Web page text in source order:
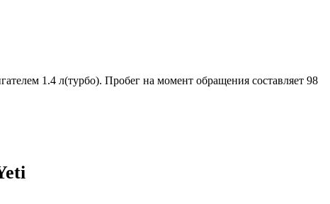
1.4 л(турбо). Пробег на момент обращения составляет 98